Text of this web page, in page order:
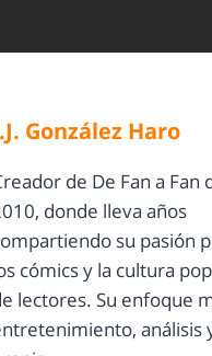
González Haro
de De Fan a Fan
donde lleva años
su pasión
cómics y la cultura
lectores. Su enfoque
análisis